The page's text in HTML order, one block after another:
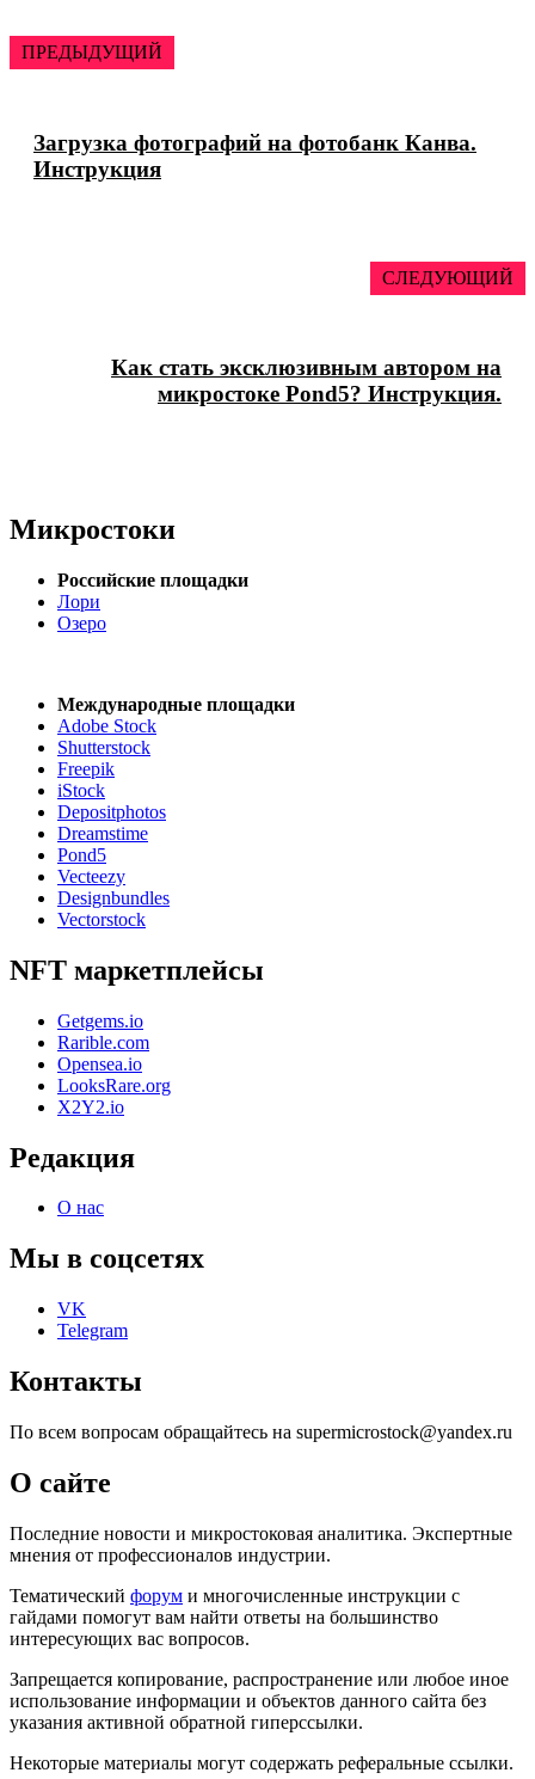
ПРЕДЫДУЩИЙ
Загрузка фотографий на фотобанк Канва.
Инструкция
СЛЕДУЮЩИЙ
Как стать эксклюзивным автором на
микростоке Pond5? Инструкция.
Микростоки
Российские площадки
Лори
Озеро
Международные площадки
Adobe Stock
Shutterstock
Freepik
iStock
Depositphotos
Dreamstime
Pond5
Vecteezy
Designbundles
Vectorstock
NFT маркетплейсы
Getgems.io
Rarible.com
Opensea.io
LooksRare.org
X2Y2.io
Редакция
О нас
Мы в соцсетях
VK
Telegram
Контакты
По всем вопросам обращайтесь на supermicrostock@yandex.ru
О сайте
Последние новости и микростоковая аналитика. Экспертные
мнения от профессионалов индустрии.
Тематический форум и многочисленные инструкции с
гайдами помогут вам найти ответы на большинство
интересующих вас вопросов.
Запрещается копирование, распространение или любое иное
использование информации и объектов данного сайта без
указания активной обратной гиперссылки.
Некоторые материалы могут содержать реферальные ссылки.